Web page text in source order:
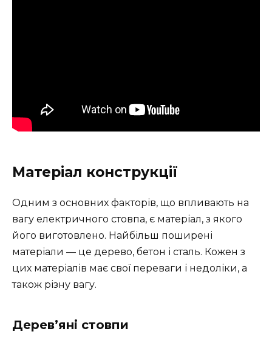
Матеріал конструкції
Одним з основних факторів, що впливають на
вагу електричного стовпа, є матеріал, з якого
його виготовлено. Найбільш поширені
матеріали — це дерево, бетон і сталь. Кожен з
цих матеріалів має свої переваги і недоліки, а
також різну вагу.
Дерев’яні стовпи